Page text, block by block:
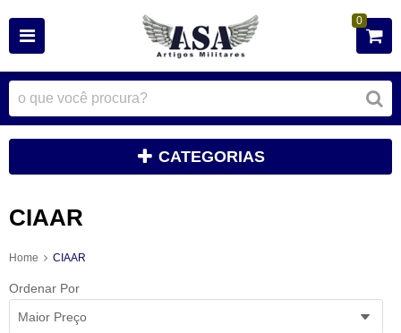
0
CATEGORIAS
CIAAR
Home CIAAR
Ordenar Por
Maior Preço